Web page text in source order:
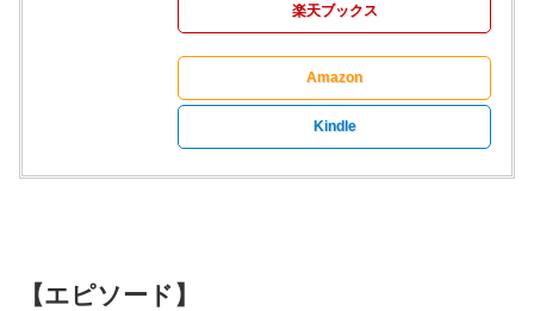
楽天ブックス
Amazon
Kindle
【エピソード】